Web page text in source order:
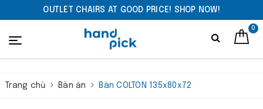
OUTLET CHAIRS AT GOOD PRICE! SHOP NOW!
0
Trang chủ Bàn ăn Bàn COLTON 135x80x72